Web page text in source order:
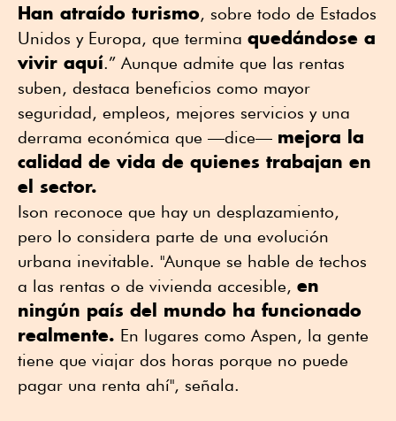
Han atraído turismo, sobre todo de Estados
Unidos y Europa, que termina quedándose a
vivir aquí.” Aunque admite que las rentas
suben, destaca beneficios como mayor
seguridad, empleos, mejores servicios y una
derrama económica que —dice— mejora la
calidad de vida de quienes trabajan en
el sector.
Ison reconoce que hay un desplazamiento,
pero lo considera parte de una evolución
urbana inevitable. "Aunque se hable de techos
a las rentas o de vivienda accesible, en
ningún país del mundo ha funcionado
realmente. En lugares como Aspen, la gente
tiene que viajar dos horas porque no puede
pagar una renta ahí", señala.